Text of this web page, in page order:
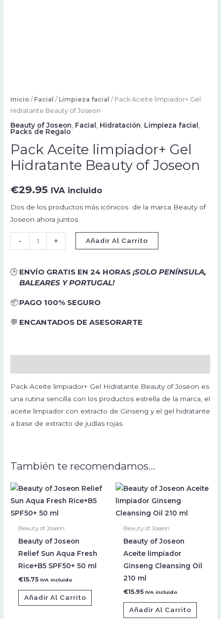
Inicio / Facial / Limpieza facial / Pack Aceite limpiador+ Gel
Hidratante Beauty of Joseon
Beauty of Joseon Facial Hidratación Limpieza facial
Packs de Regalo
Pack Aceite limpiador+ Gel
Hidratante Beauty of Joseon
€29.95 IVA incluido
Dos de los productos más icónicos de la marca Beauty of
Joseon ahora juntos.
- + Añadir Al Carrito
🕒 ENVÍO GRATIS EN 24 HORAS¡SOLO PENÍNSULA,
BALEARES Y PORTUGAL!
📦PAGO 100% SEGURO
💬 ENCANTADOS DE ASESORARTE
Pack Aceite limpiador+ Gel Hidratante Beauty of Joseon es
una rutina sencilla con los productos estrella de la marca, el
aceite limpiador con extracto de Ginseng y el gel hidratante
a base de extracto de judías rojas.
También te recomendamos…
Beauty of Joseon
Beauty of Joseon
Relief Sun Aqua Fresh
Rice+B5 SPF50+ 50 ml
€15.75 IVA incluido
Añadir Al Carrito
Beauty of Joseon
Beauty of Joseon
Aceite limpiador
Ginseng Cleansing Oil
210 ml
€15.95 IVA incluido
Añadir Al Carrito